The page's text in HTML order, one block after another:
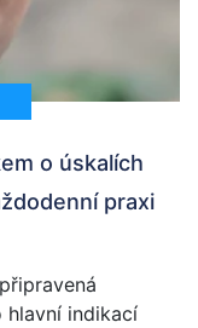
o úskalích
praxi
hlavní indikací